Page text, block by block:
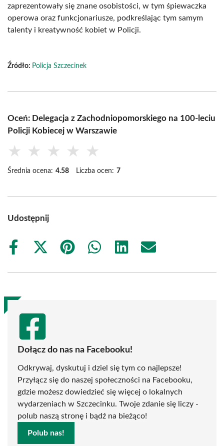
zaprezentowały się znane osobistości, w tym śpiewaczka
operowa oraz funkcjonariusze, podkreślając tym samym
talenty i kreatywność kobiet w Policji.
Źródło: Policja Szczecinek
Oceń: Delegacja z Zachodniopomorskiego na 100-leciu
Policji Kobiecej w Warszawie
★ ★ ★ ★ ★
Średnia ocena: 4.58 Liczba ocen: 7
Udostępnij
Share
Share
(Twitter)
Share
Share
Share
Share
Dołącz do nas na Facebooku!
Odkrywaj, dyskutuj i dziel się tym co najlepsze!
Przyłącz się do naszej społeczności na Facebooku,
gdzie możesz dowiedzieć się więcej o lokalnych
wydarzeniach w Szczecinku. Twoje zdanie się liczy -
polub naszą stronę i bądź na bieżąco!
Polub nas!